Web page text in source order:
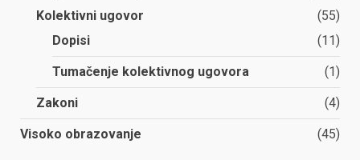
Kolektivni ugovor
(55)
Dopisi
(11)
Tumačenje kolektivnog ugovora (1)
Zakoni (4)
Visoko obrazovanje (45)